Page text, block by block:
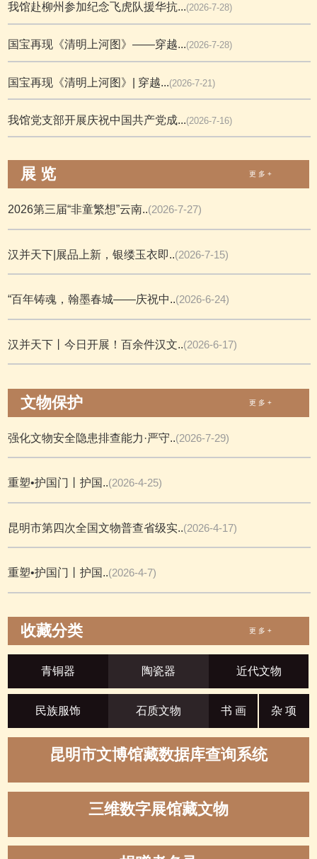
我馆赴柳州参加纪念飞虎队援华抗...(2026-7-28)
国宝再现《清明上河图》——穿越...(2026-7-28)
国宝再现《清明上河图》| 穿越...(2026-7-21)
我馆党支部开展庆祝中国共产党成...(2026-7-16)
展 览 更 多 +
2026第三届“非童繁想”云南..(2026-7-27)
汉并天下|展品上新，银缕玉衣即..(2026-7-15)
“百年铸魂，翰墨春城——庆祝中..(2026-6-24)
汉并天下丨今日开展！百余件汉文..(2026-6-17)
文物保护 更 多 +
强化文物安全隐患排查能力·严守..(2026-7-29)
重塑•护国门丨护国..(2026-4-25)
昆明市第四次全国文物普查省级实..(2026-4-17)
重塑•护国门丨护国..(2026-4-7)
收藏分类 更 多 +
青铜器 陶瓷器 近代文物
民族服饰 石质文物 书 画 杂 项
昆明市文博馆藏数据库查询系统
三维数字展馆藏文物